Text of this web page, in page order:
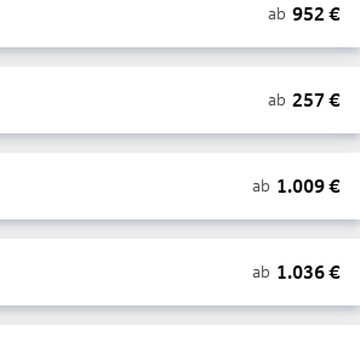
ab 952 €
ab 257 €
ab 1.009€
ab 1.036€